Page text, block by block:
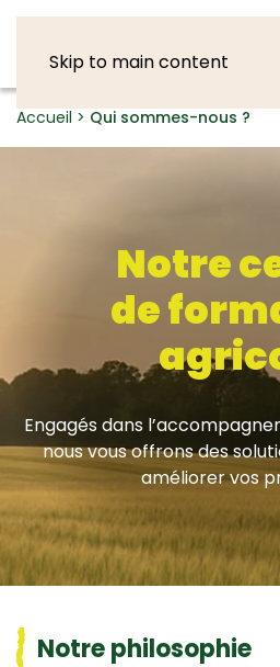
Skip to main content
Accueil > Qui sommes-nous ?
Notre
de
Engagés dans
nous vous offrons des
améliorer vos
Notre philosophie